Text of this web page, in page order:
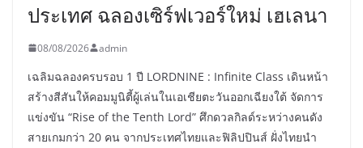
ประเทศ ฉลองเซิร์ฟเวอร์ใหม่ เฮเลนา
08/08/2026 admin
เฉลิมฉลองครบรอบ 1 ปี LORDNINE : Infinite Class เดินหน้า
สร้างสีสันให้คอมมูนิตี้ผู้เล่นในเอเชียตะวันออกเฉียงใต้ จัดการ
แข่งขัน “Rise of the Tenth Lord” ศึกดวลกิลด์ระหว่างคนดัง
สายเกมกว่า 20 คน จากประเทศไทยและฟิลิปปินส์ ฝั่งไทยนำ